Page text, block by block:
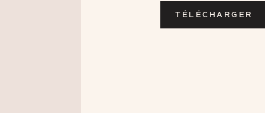
TÉLÉCHARGER